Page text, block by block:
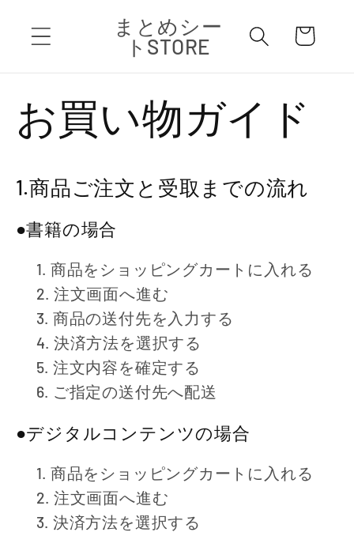
ンツに
進む
まとめシー
トSTORE
ー
お買い物ガイド
1.商品ご注文と受取までの流れ
●書籍の場合
商品をショッピングカートに入れる
注文画面へ進む
商品の送付先を入力する
決済方法を選択する
注文内容を確定する
ご指定の送付先へ配送
●デジタルコンテンツの場合
商品をショッピングカートに入れる
注文画面へ進む
決済方法を選択する